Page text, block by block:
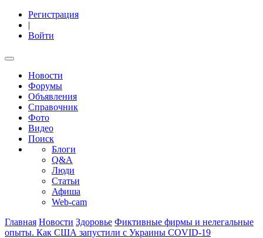
Регистрация
|
Войти
Новости
Форумы
Объявления
Справочник
Фото
Видео
Поиск
Блоги
Q&A
Люди
Статьи
Афиша
Web-cam
Главная Новости Здоровье Фиктивные фирмы и нелегальные
опыты. Как США запустили с Украины COVID-19